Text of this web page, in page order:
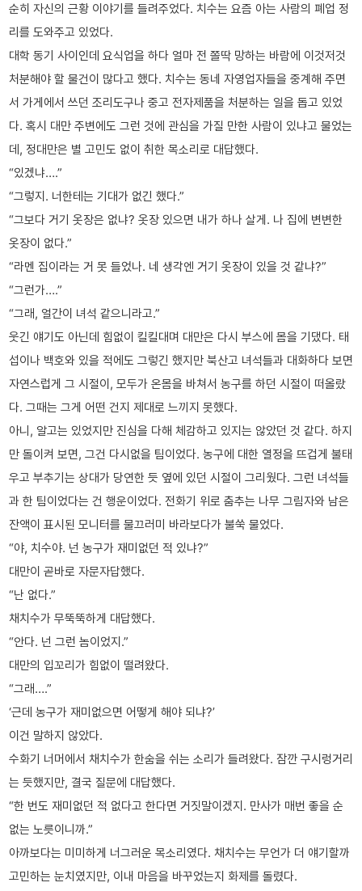
순히 자신의 근황 이야기를 들려주었다. 치수는 요즘 아는 사람의 폐업 정
리를 도와주고 있었다.
대학 동기 사이인데 요식업을 하다 얼마 전 쫄딱 망하는 바람에 이것저것
처분해야 할 물건이 많다고 했다. 치수는 동네 자영업자들을 중계해 주면
서 가게에서 쓰던 조리도구나 중고 전자제품을 처분하는 일을 돕고 있었
다. 혹시 대만 주변에도 그런 것에 관심을 가질 만한 사람이 있냐고 물었는
데, 정대만은 별 고민도 없이 취한 목소리로 대답했다.
“있겠냐….”
“그렇지. 너한테는 기대가 없긴 했다.”
“그보다 거기 옷장은 없냐? 옷장 있으면 내가 하나 살게. 나 집에 변변한
옷장이 없다.”
“라멘 집이라는 거 못 들었나. 네 생각엔 거기 옷장이 있을 것 같냐?”
“그런가….”
“그래, 얼간이 녀석 같으니라고.”
웃긴 얘기도 아닌데 힘없이 킬킬대며 대만은 다시 부스에 몸을 기댔다. 태
섭이나 백호와 있을 적에도 그렇긴 했지만 북산고 녀석들과 대화하다 보면
자연스럽게 그 시절이, 모두가 온몸을 바쳐서 농구를 하던 시절이 떠올랐
다. 그때는 그게 어떤 건지 제대로 느끼지 못했다.
아니, 알고는 있었지만 진심을 다해 체감하고 있지는 않았던 것 같다. 하지
만 돌이켜 보면, 그건 다시없을 팀이었다. 농구에 대한 열정을 뜨겁게 불태
우고 부추기는 상대가 당연한 듯 옆에 있던 시절이 그리웠다. 그런 녀석들
과 한 팀이었다는 건 행운이었다. 전화기 위로 춤추는 나무 그림자와 남은
잔액이 표시된 모니터를 물끄러미 바라보다가 불쑥 물었다.
“야, 치수야. 넌 농구가 재미없던 적 있냐?”
대만이 곧바로 자문자답했다.
“난 없다.”
채치수가 무뚝뚝하게 대답했다.
“안다. 넌 그런 놈이었지.”
대만의 입꼬리가 힘없이 떨려왔다.
“그래….”
‘근데 농구가 재미없으면 어떻게 해야 되냐?’
이건 말하지 않았다.
수화기 너머에서 채치수가 한숨을 쉬는 소리가 들려왔다. 잠깐 구시렁거리
는 듯했지만, 결국 질문에 대답했다.
“한 번도 재미없던 적 없다고 한다면 거짓말이겠지. 만사가 매번 좋을 순
없는 노릇이니까.”
아까보다는 미미하게 너그러운 목소리였다. 채치수는 무언가 더 얘기할까
고민하는 눈치였지만, 이내 마음을 바꾸었는지 화제를 돌렸다.